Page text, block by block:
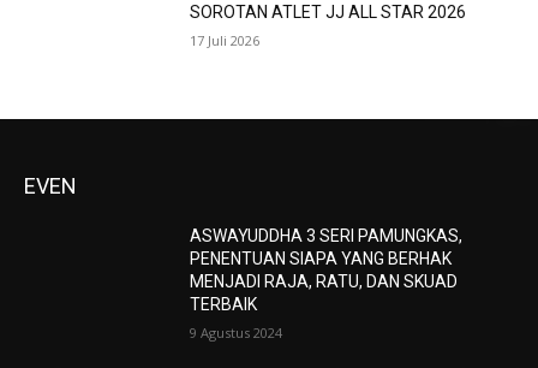
SOROTAN ATLET JJ ALL STAR 2026
17 Juli 2026
EVEN
ASWAYUDDHA 3 SERI PAMUNGKAS,
PENENTUAN SIAPA YANG BERHAK
MENJADI RAJA, RATU, DAN SKUAD
TERBAIK
9 Agustus 2024